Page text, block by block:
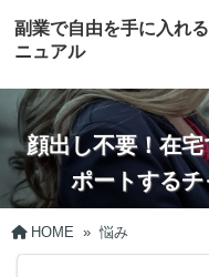
副業で自由を手に入れ
ニュアル
顔出し不要！在
ポートする
HOME »悩み